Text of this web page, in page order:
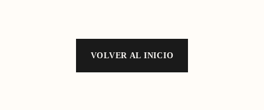
VOLVER AL INICIO